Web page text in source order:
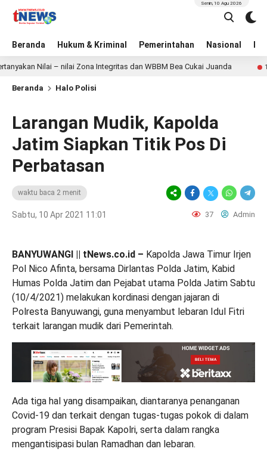
Beranda Hukum & Kriminal Pemerintahan Nasional
Senin, 10 Agu 2026
Nilai – nilai Zona Integritas dan WBBM Bea Cukai Juanda 1 hari
Beranda Halo Polisi
Larangan Mudik, Kapolda
Jatim Siapkan Titik Pos Di
Perbatasan
waktu baca 2 menit
Sabtu, 10 Apr 2021 11:01 37 Admin
BANYUWANGI || tNews.co.id – Kapolda Jawa Timur Irjen
Pol Nico Afinta, bersama Dirlantas Polda Jatim, Kabid
Humas Polda Jatim dan Pejabat utama Polda Jatim Sabtu
(10/4/2021) melakukan kordinasi dengan jajaran di
Polresta Banyuwangi, guna menyambut lebaran Idul Fitri
terkait larangan mudik dari Pemerintah.
Ada tiga hal yang disampaikan, diantaranya penanganan
Covid-19 dan terkait dengan tugas-tugas pokok di dalam
program Presisi Bapak Kapolri, serta dalam rangka
mengantisipasi bulan Ramadhan dan lebaran.